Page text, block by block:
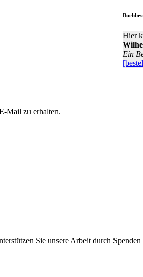
Hier
Ein
Mail zu erhalten.
Sie unsere Arbeit durch